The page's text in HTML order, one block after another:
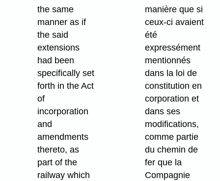
the same
manner as if
the said
extensions
had been
specifically set
forth in the Act
of
incorporation
and
amendments
thereto, as
part of the
railway which
manière que si
ceux-ci avaient
été
expressément
mentionnés
dans la loi de
constitution en
corporation et
dans ses
modifications,
comme partie
du chemin de
fer que la
Compagnie